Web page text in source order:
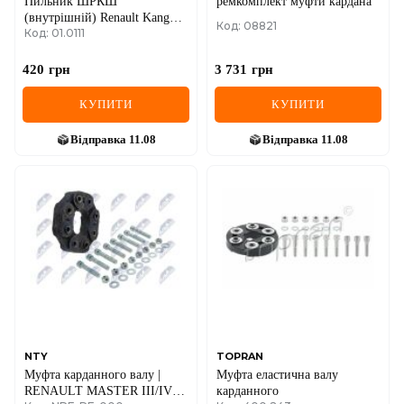
(внутрішній) Renault Kangoo
+ Nissan Kubistar 97->08
Код: 01.0111
420 грн
КУПИТИ
Відправка 11.08
Код: 08821
3 731 грн
КУПИТИ
Відправка 11.08
NTY
Муфта карданного валу |
RENAULT MASTER III/IV
TOPRAN
Муфта еластична валу
карданного